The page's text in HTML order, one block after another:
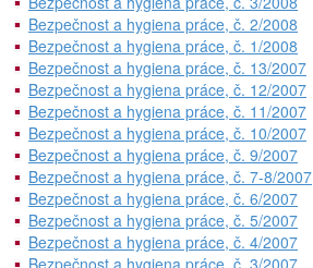
Bezpečnost a hygiena práce, č. 2/2008
Bezpečnost a hygiena práce, č. 1/2008
Bezpečnost a hygiena práce, č. 13/2007
Bezpečnost a hygiena práce, č. 12/2007
Bezpečnost a hygiena práce, č. 11/2007
Bezpečnost a hygiena práce, č. 10/2007
Bezpečnost a hygiena práce, č. 9/2007
Bezpečnost a hygiena práce, č. 7-8/2007
Bezpečnost a hygiena práce, č. 6/2007
Bezpečnost a hygiena práce, č. 5/2007
Bezpečnost a hygiena práce, č. 4/2007
Bezpečnost a hygiena práce, č. 3/2007